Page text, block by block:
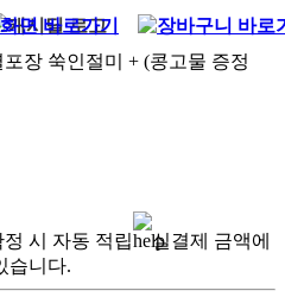
장 쑥인절미 + (콩고물 증정
정 시 자동 적립
실결제 금액에
습니다.